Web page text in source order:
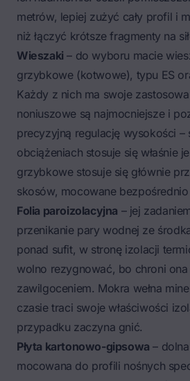
metrów, lepiej zużyć cały profil i
niż łączyć krótsze fragmenty na
Wieszaki – do wyboru macie
grzybkowe (kotwowe), typu ES
Każdy z nich ma swoje
noniuszowe są najmocniejsze i
precyzyjną regulację wysokości
obciążeniach stosuje się właśnie
grzybkowe stosuje się głównie
skosów, mocowane
Folia paroizolacyjna – jej
przenikanie pary wodnej ze
ponad sufit, w stronę izolacji
wolno rezygnować, bo chroni
zawilgoceniem. Mokra wełna
czasie traci swoje właściwości
przypadku zaczyna gnić.
Płyta kartonowo-gipsowa –
mocowana do profili nośnych